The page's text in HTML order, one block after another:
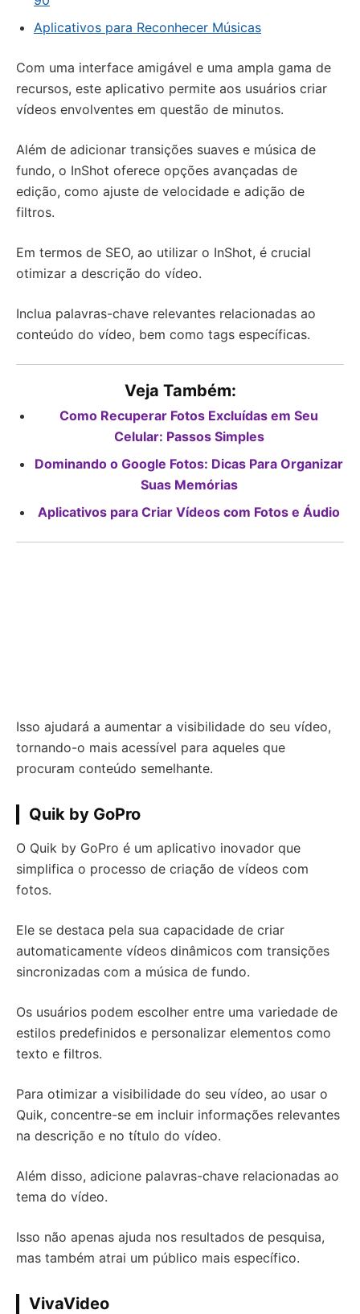
Aplicativos para Reconhecer Músicas
Com uma interface amigável e uma ampla gama de
recursos, este aplicativo permite aos usuários criar
vídeos envolventes em questão de minutos.
Além de adicionar transições suaves e música de
fundo, o InShot oferece opções avançadas de
edição, como ajuste de velocidade e adição de
filtros.
Em termos de SEO, ao utilizar o InShot, é crucial
otimizar a descrição do vídeo.
Inclua palavras-chave relevantes relacionadas ao
conteúdo do vídeo, bem como tags específicas.
Veja Também:
Como Recuperar Fotos Excluídas em Seu
Celular: Passos Simples
Dominando o Google Fotos: Dicas Para Organizar
Suas Memórias
Aplicativos para Criar Vídeos com Fotos e Áudio
Isso ajudará a aumentar a visibilidade do seu vídeo,
tornando-o mais acessível para aqueles que
procuram conteúdo semelhante.
Quik by GoPro
O Quik by GoPro é um aplicativo inovador que
simplifica o processo de criação de vídeos com
fotos.
Ele se destaca pela sua capacidade de criar
automaticamente vídeos dinâmicos com transições
sincronizadas com a música de fundo.
Os usuários podem escolher entre uma variedade de
estilos predefinidos e personalizar elementos como
texto e filtros.
Para otimizar a visibilidade do seu vídeo, ao usar o
Quik, concentre-se em incluir informações relevantes
na descrição e no título do vídeo.
Além disso, adicione palavras-chave relacionadas ao
tema do vídeo.
Isso não apenas ajuda nos resultados de pesquisa,
mas também atrai um público mais específico.
VivaVideo